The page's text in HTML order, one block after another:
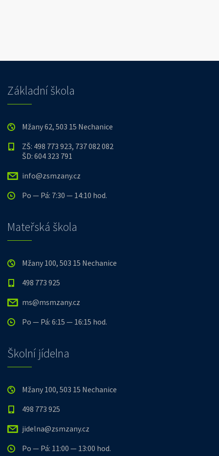
Základní škola
Mžany 62, 503 15 Nechanice
ZŠ: 498 773 923, 737 082 082
ŠD: 604 323 791
info@zsmzany.cz
Po — Pá: 7:30 — 14:10 hod.
Mateřská škola
Mžany 100, 503 15 Nechanice
498 773 925
ms@msmzany.cz
Po — Pá: 6:15 — 16:15 hod.
Školní jídelna
Mžany 100, 503 15 Nechanice
498 773 925
jidelna@zsmzany.cz
Po — Pá: 11:00 — 13:00 hod.